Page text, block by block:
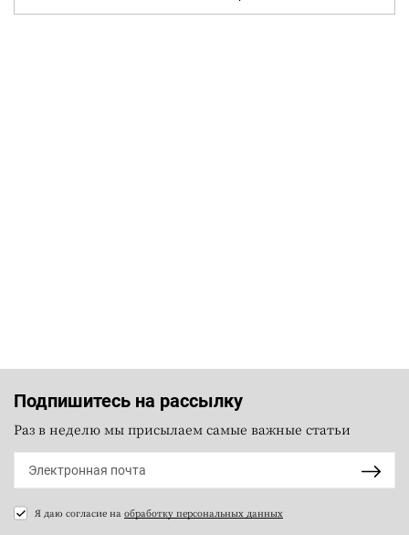
Подпишитесь на рассылку
Раз в неделю мы присылаем самые важные статьи
Я даю согласие на обработку персональных данных